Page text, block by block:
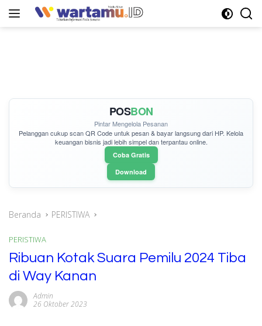
POSBON
Pintar Mengelola Pesanan
Pelanggan cukupscan QR Codeuntuk pesan & bayar langsung dari HP. Kelola
keuangan bisnis jadi lebih simpel dan terpantau online.
Coba Gratis
Download
Beranda PERISTIWA
PERISTIWA
Ribuan Kotak Suara Pemilu 2024 Tiba
di Way Kanan
Admin
26 Oktober 2023